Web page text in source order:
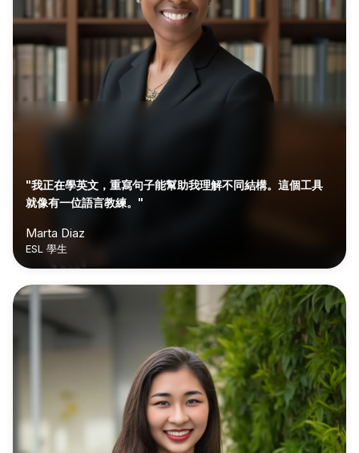
"我正在學英文，重寫句子能幫助我理解不同結構。這個工具
就像有一位語言教練。"
Marta Diaz
ESL 學生